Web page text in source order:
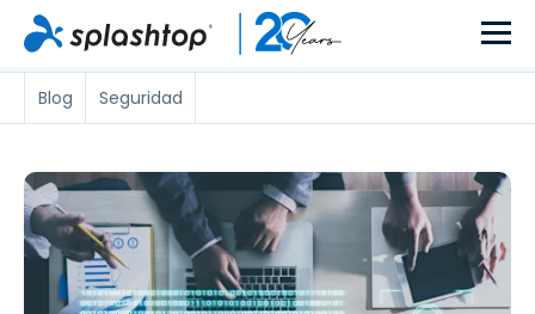
Blog Seguridad